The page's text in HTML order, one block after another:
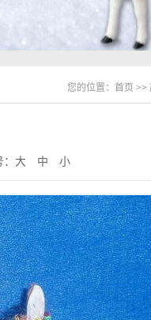
您的位置： 首页 >>
大 中 小